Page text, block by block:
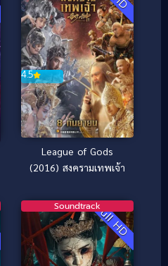
4.5
League of Gods
(2016) สงครามเทพเจ้า
Full HD
Soundtrack